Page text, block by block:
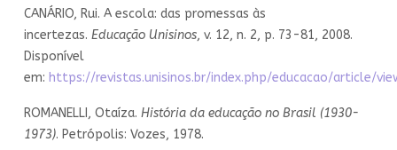
CANÁRIO, Rui. A escola: das promessas às
incertezas. Educação Unisinos, v. 12, n. 2, p. 73-81, 2008.
Disponível
em: https://revistas.unisinos.br/index.php/educacao/article/
ROMANELLI, Otaíza. História da educação no Brasil (1930-
1973). Petrópolis: Vozes, 1978.